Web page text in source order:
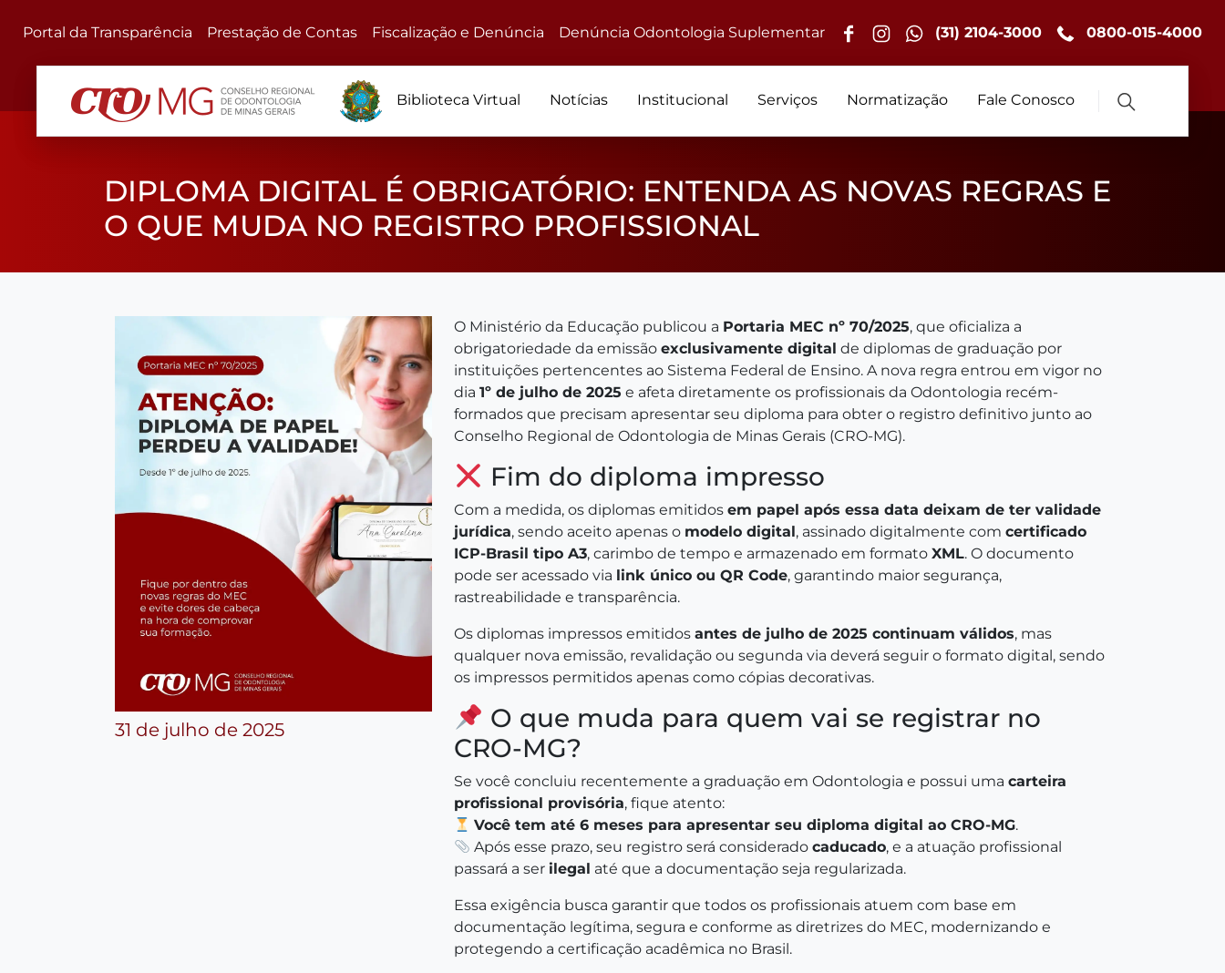
Portal da Transparência Prestação de Contas Fiscalização e Denúncia Denúncia Odontologia Suplementar (31) 2104-3000 0800-015-4000
Biblioteca Virtual Notícias Institucional Serviços Normatização Fale Conosco
DIPLOMA DIGITAL É OBRIGATÓRIO: ENTENDA AS NOVAS REGRAS E
O QUE MUDA NO REGISTRO PROFISSIONAL
31 de julho de 2025
O Ministério da Educação publicou a Portaria MEC nº 70/2025, que oficializa a
obrigatoriedade da emissão exclusivamente digital de diplomas de graduação por
instituições pertencentes ao Sistema Federal de Ensino. A nova regra entrou em vigor no
dia 1º de julho de 2025 e afeta diretamente os profissionais da Odontologia recém-
formados que precisam apresentar seu diploma para obter o registro definitivo junto ao
Conselho Regional de Odontologia de Minas Gerais (CRO-MG).
Fim do diploma impresso
Com a medida, os diplomas emitidos em papel após essa data deixam de ter validade
jurídica, sendo aceito apenas o modelo digital, assinado digitalmente com certificado
ICP-Brasil tipo A3, carimbo de tempo e armazenado em formato XML. O documento
pode ser acessado via link único ou QR Code, garantindo maior segurança,
rastreabilidade e transparência.
Os diplomas impressos emitidos antes de julho de 2025 continuam válidos, mas
qualquer nova emissão, revalidação ou segunda via deverá seguir o formato digital, sendo
os impressos permitidos apenas como cópias decorativas.
O que muda para quem vai se registrar no
CRO-MG?
Se você concluiu recentemente a graduação em Odontologia e possui uma carteira
profissional provisória, fique atento:
Você tem até 6 meses para apresentar seu diploma digital ao CRO-MG.
Após esse prazo, seu registro será consideradocaducado, e a atuação profissional
passará a ser ilegal até que a documentação seja regularizada.
Essa exigência busca garantir que todos os profissionais atuem com base em
documentação legítima, segura e conforme as diretrizes do MEC, modernizando e
protegendo a certificação acadêmica no Brasil.